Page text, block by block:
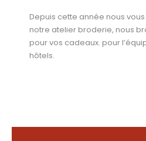
Depuis cette année nous
notre atelier broderie, nous
pour vos cadeaux. pour
hôtels.